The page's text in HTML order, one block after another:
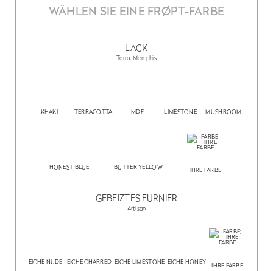
WÄHLEN SIE EINE FRØPT-FARBE
LACK
Terra, Memphis
KHAKI TERRACOTTA MDF LIMESTONE MUSHROOM
HONEST BLUE BUTTER YELLOW IHRE FARBE
GEBEIZTES FURNIER
Artisan
EICHE NUDE EICHE CHARRED EICHE LIMESTONE EICHE HONEY IHRE FARBE